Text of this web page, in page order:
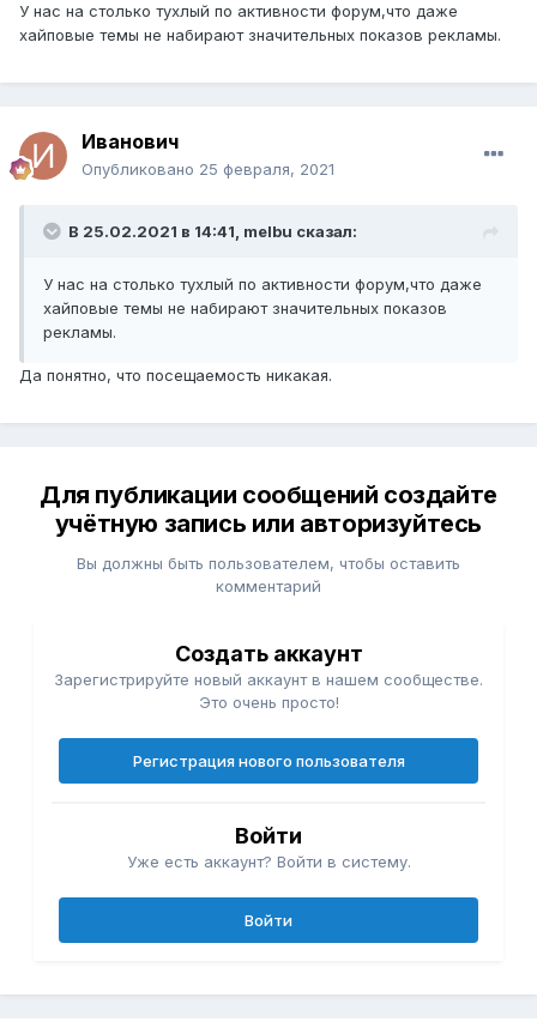
У нас на столько тухлый по активности форум,что даже
хайповые темы не набирают значительных показов рекламы.
Иванович
Опубликовано 25 февраля, 2021
В 25.02.2021 в 14:41, melbu сказал:
У нас на столько тухлый по активности форум,что даже
хайповые темы не набирают значительных показов
рекламы.
Да понятно, что посещаемость никакая.
Для публикации сообщений создайте
учётную запись или авторизуйтесь
Вы должны быть пользователем, чтобы оставить
комментарий
Создать аккаунт
Зарегистрируйте новый аккаунт в нашем сообществе.
Это очень просто!
Регистрация нового пользователя
Войти
Уже есть аккаунт? Войти в систему.
Войти